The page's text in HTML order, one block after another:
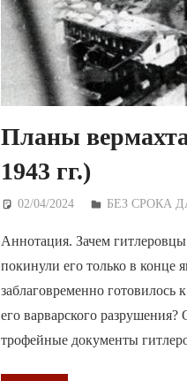
Планы
1943 гг.)
02/04/2024 Дежурный по
БЕЗ СРОКА
Аннотация. Зачем
покинули его только в конце
заблаговременно готовилось
его варварского
трофейные документы